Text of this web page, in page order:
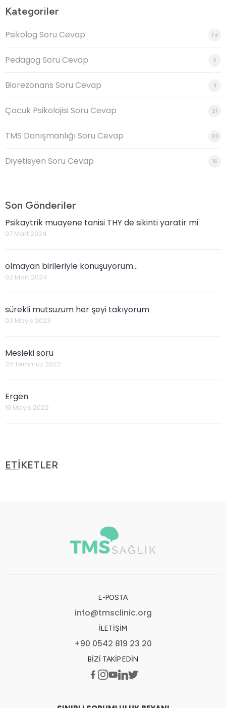
Kategoriler
Psikolog Soru Cevap 74
Pedagog Soru Cevap 2
Biorezonans Soru Cevap 3
Çocuk Psikolojisi Soru Cevap 21
TMS Danışmanlığı Soru Cevap 20
Diyetisyen Soru Cevap 16
Son Gönderiler
Psikaytrik muayene tanisi THY de sikinti yaratir mi
07 Mart 2024
olmayan birileriyle konuşuyorum...
02 Mart 2024
sürekli mutsuzum her şeyi takıyorum
03 Mayıs 2023
Mesleki soru
20 Temmuz 2022
Ergen
19 Mayıs 2022
ETİKETLER
E-POSTA
info@tmsclinic.org
İLETIŞIM
+90 0542 819 23 20
BIZI TAKIP EDIN